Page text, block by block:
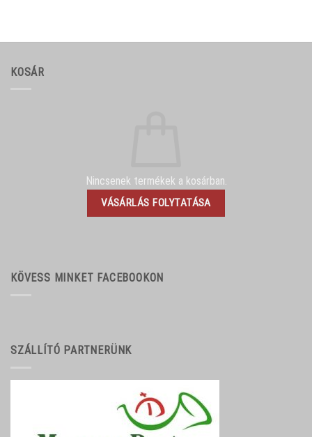
KOSÁR
Nincsenek termékek a kosárban.
VÁSÁRLÁS FOLYTATÁSA
KÖVESS MINKET FACEBOOKON
SZÁLLÍTÓ PARTNERÜNK